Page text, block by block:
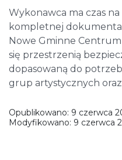
Wykonawca ma czas
kompletnej
Nowe Gminne
się przestrzenią
dopasowaną do
grup artystycznych
Opublikowano: 9 czerwca
Modyfikowano: 9 czerwca